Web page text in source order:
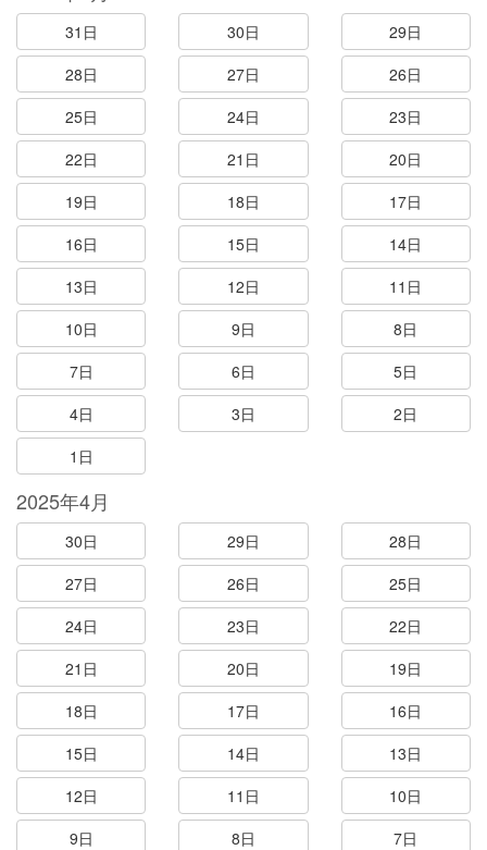
31日 30日
29日
28日
27日
26日
25日
24日
23日
22日
21日
20日
19日
18日
17日
16日
15日
14日
13日
12日
11日
10日
9日
8日
7日
6日
5日
4日
3日
2日
1日
2025年4月
30日 29日
28日
27日
26日
25日
24日
23日
22日
21日
20日
19日
18日
17日
16日
15日
14日
13日
12日
11日
10日
9日
8日
7日